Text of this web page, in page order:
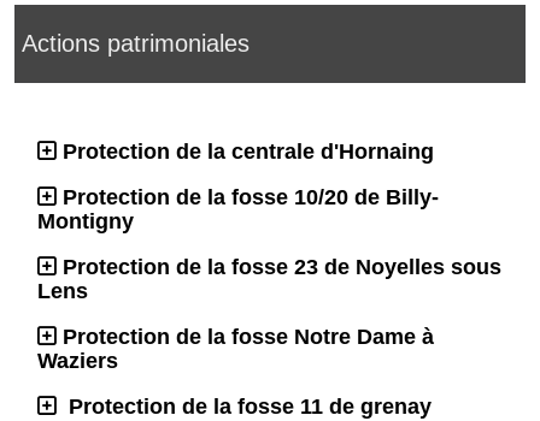
Actions patrimoniales
Protection de la centrale d'Hornaing
Protection de la fosse 10/20 de Billy-
Montigny
Protection de la fosse 23 de Noyelles sous
Lens
Protection de la fosse Notre Dame à
Waziers
Protection de la fosse 11 de grenay